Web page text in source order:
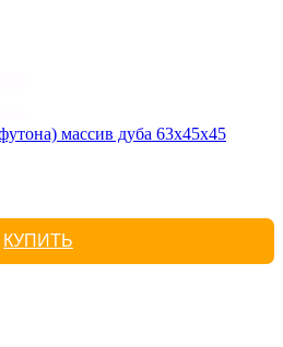
массив дуба 63х45х45
КУПИТЬ